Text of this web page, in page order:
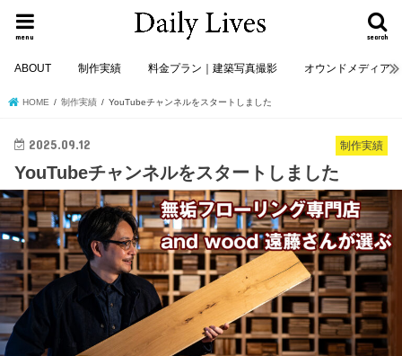
search
menu
ABOUT 制作実績 料金プラン｜建築写真撮影 オウンドメディア
HOME 制作実績 YouTubeチャンネルをスタートしました
制作実績
2025.09.12
YouTubeチャンネルをスタートしました